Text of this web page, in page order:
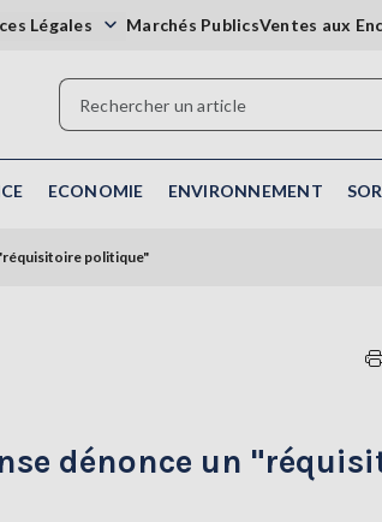
Légales Marchés PublicsVentes aux
ECONOMIE ENVIRONNEMENT
"réquisitoire politique"
dénonce un